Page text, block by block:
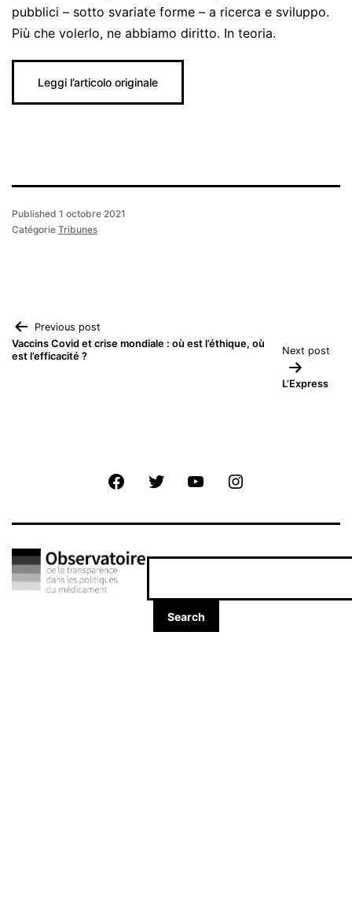
pubblici – sotto svariate forme – a ricerca e sviluppo.
Più che volerlo, ne abbiamo diritto. In teoria.
Leggi l’articolo originale
Published 1 octobre 2021
Catégorie Tribunes
Navigation
de
Previous post
Vaccins Covid et crise mondiale : où est l’éthique, où
est l’efficacité ?
Next post
L’Express
FacebookTwitter Youtube